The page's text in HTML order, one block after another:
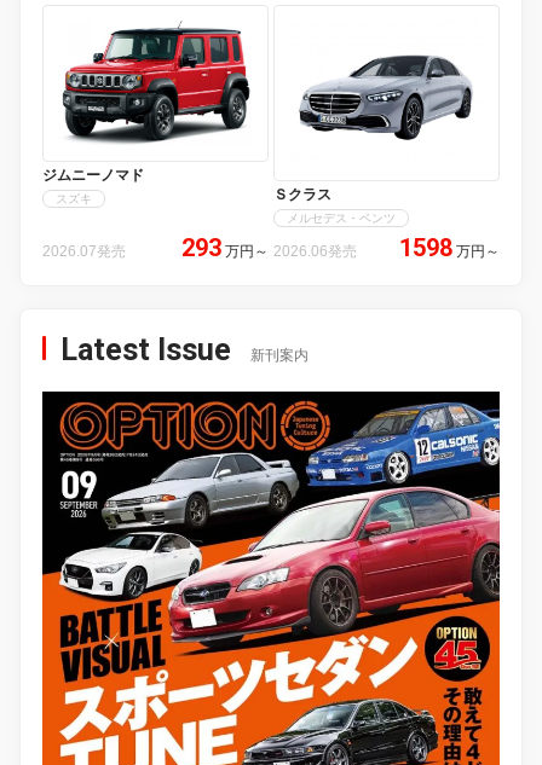
ジムニーノマド
スズキ
2026.07発売 293 万円 ～
Ｓクラス
メルセデス・ベンツ
2026.06発売 1598 万円 ～
Latest Issue 新刊案内